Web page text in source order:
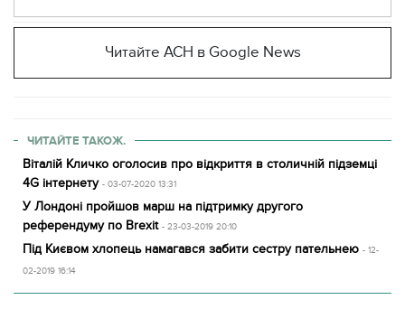
Читайте АСН в Google News
ЧИТАЙТЕ ТАКОЖ.
Віталій Кличко оголосив про відкриття в столичній підземці
4G інтернету - 03-07-2020 13:31
У Лондоні пройшов марш на підтримку другого
референдуму по Brexit - 23-03-2019 20:10
Під Києвом хлопець намагався забити сестру пательнею - 12-
02-2019 16:14